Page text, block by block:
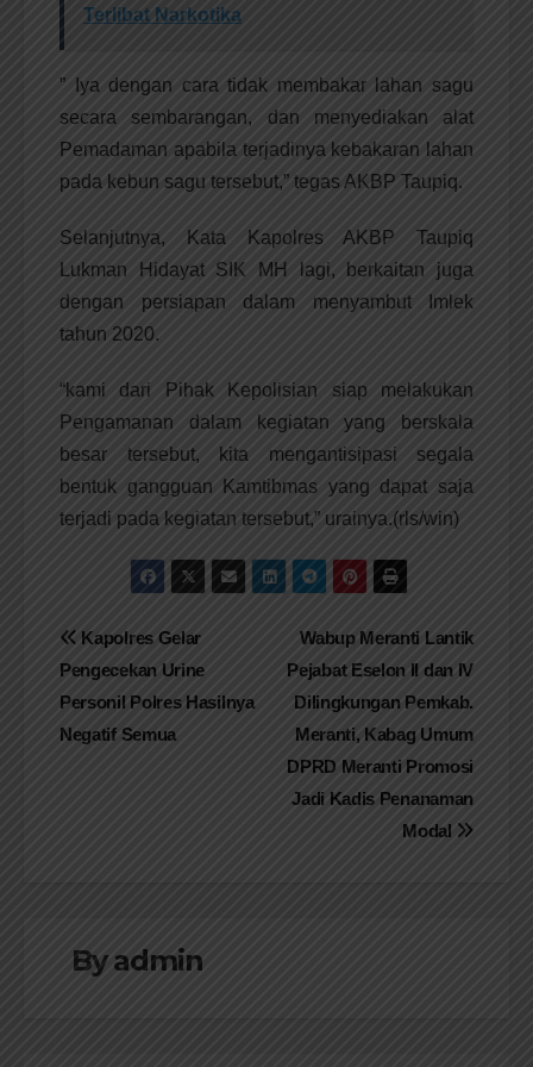
Terlibat Narkotika
” Iya dengan cara tidak membakar lahan sagu
secara sembarangan, dan menyediakan alat
Pemadaman apabila terjadinya kebakaran lahan
pada kebun sagu tersebut,” tegas AKBP Taupiq.
Selanjutnya, Kata Kapolres AKBP Taupiq
Lukman Hidayat SIK MH lagi, berkaitan juga
dengan persiapan dalam menyambut Imlek
tahun 2020.
“kami dari Pihak Kepolisian siap melakukan
Pengamanan dalam kegiatan yang berskala
besar tersebut, kita mengantisipasi segala
bentuk gangguan Kamtibmas yang dapat saja
terjadi pada kegiatan tersebut,” urainya.(rls/win)
Navigasi
pos
Wabup Meranti Lantik
Pejabat Eselon II dan IV
Dilingkungan Pemkab.
Meranti, Kabag Umum
DPRD Meranti Promosi
Jadi Kadis Penanaman
Modal
Kapolres Gelar
Pengecekan Urine
Personil Polres Hasilnya
Negatif Semua
Byadmin